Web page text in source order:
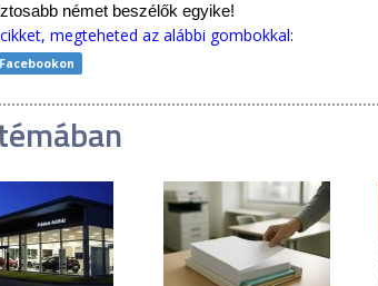
német beszélők egyike!
megteheted az alábbi gombokkal: